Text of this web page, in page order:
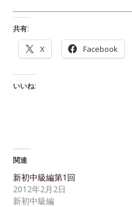
共有:
X Facebook
いいね:
関連
新初中級編第1回
2012年2月2日
新初中級編